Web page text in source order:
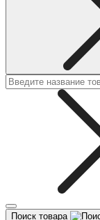
Поиск товара